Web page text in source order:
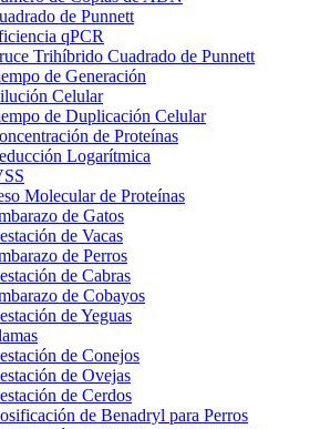
de Punnett
qPCR
Trihíbrido Cuadrado de Punnett
de Generación
Celular
de Duplicación Celular
de Proteínas
Logarítmica
Molecular de Proteínas
de Gatos
de Vacas
de Perros
de Cabras
de Cobayos
de Yeguas
de Conejos
de Ovejas
de Cerdos
de Benadryl para Perros